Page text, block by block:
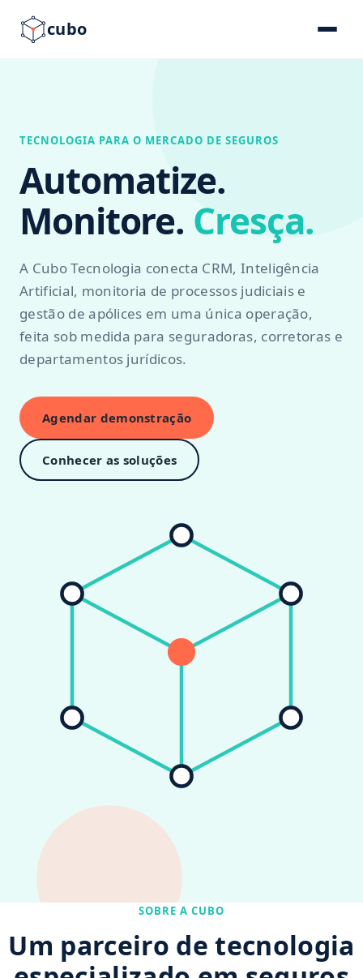
cubo
TECNOLOGIA PARA O MERCADO DE SEGUROS
Automatize.
Monitore. Cresça.
A Cubo Tecnologia conecta CRM, Inteligência
Artificial, monitoria de processos judiciais e
gestão de apólices em uma única operação,
feita sob medida para seguradoras, corretoras e
departamentos jurídicos.
Agendar demonstração
Conhecer as soluções
SOBRE A CUBO
Um parceiro de tecnologia